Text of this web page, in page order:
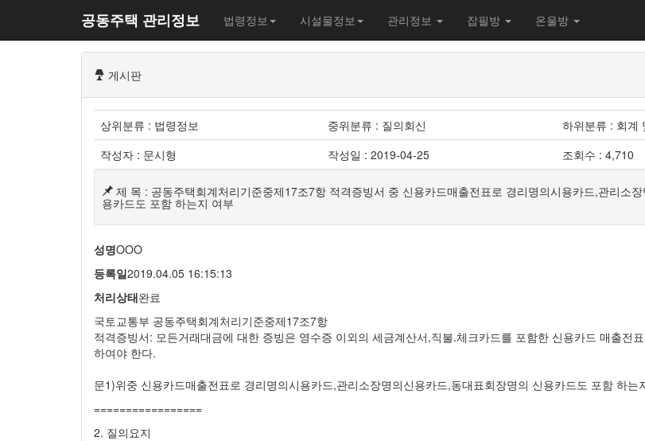
공동주택 관리정보 법령정보 시설물정보 관리정보 잡필방 온울방
게시판
상위분류 : 법령정보 중위분류 : 질의회신
하위분류 : 회계
작성자 : 문시형
작성일 : 2019-04-25 조회수 : 4,710
제 목 : 공동주택회계처리기준중제17조7항 적격증빙서 중 신용카드매출전표로 경리명의시용카드,관리소
용카드도 포함 하는지 여부
성명OOO
등록일2019.04.05 16:15:13
처리상태완료
국토교통부 공동주택회계처리기준중제17조7항
적격증빙서: 모든거래대금에 대한 증빙은 영수증 이외의 세금계산서,직불.체크카드를 포함한 신용카드 매출전
하여야 한다.
문1)위중 신용카드매출전표로 경리명의시용카드,관리소장명의신용카드,동대표회장명의 신용카드도 포함 하는
=================
2. 질의요지